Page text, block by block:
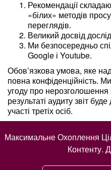
Рекомендації
«білих» методів
переглядів.
Великий досвід
Ми безпосередньо
Google і Youtube.
Обов’язкова умова, яке
повна конфіденційність.
угоду про
результаті аудиту звіт
участі третіх осіб.
Максимальне Охоплення
Контенту.